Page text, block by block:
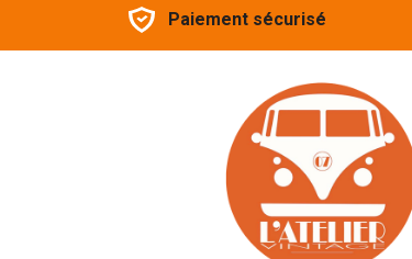
Paiement sécurisé